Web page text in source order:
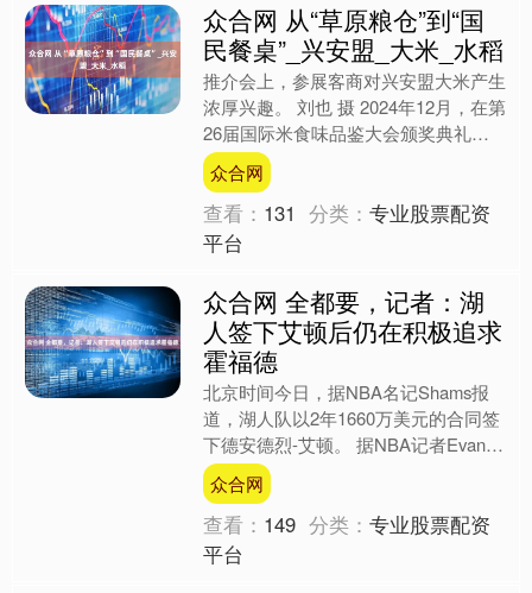
众合网 从“草原粮仓”到“国
民餐桌”_兴安盟_大米_水稻
推介会上，参展客商对兴安盟大米产生
浓厚兴趣。 刘也 摄 2024年12月，在第
26届国际米食味品鉴大会颁奖典礼
上，内蒙古兴安盟大米以晶莹如玉的质
感、绵软清甜的口....
众合网
查看： 131 分类：专业股票配资
平台
众合网 全都要，记者：湖
人签下艾顿后仍在积极追求
霍福德
北京时间今日，据NBA名记Shams报
道，湖人队以2年1660万美元的合同签
下德安德烈-艾顿。 据NBA记者Evan
Sidery报道，即使签下了德安德烈-艾
顿....
众合网
查看： 149 分类：专业股票配资
平台